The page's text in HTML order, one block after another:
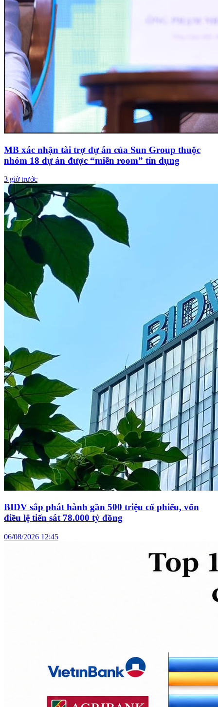
MB xác nhận tài trợ dự án của Sun Group thuộc
nhóm 18 dự án được “miễn room” tín dụng
3 giờ trước
BIDV sắp phát hành gần 500 triệu cổ phiếu, vốn
điều lệ tiến sát 78.000 tỷ đồng
06/08/2026 12:45